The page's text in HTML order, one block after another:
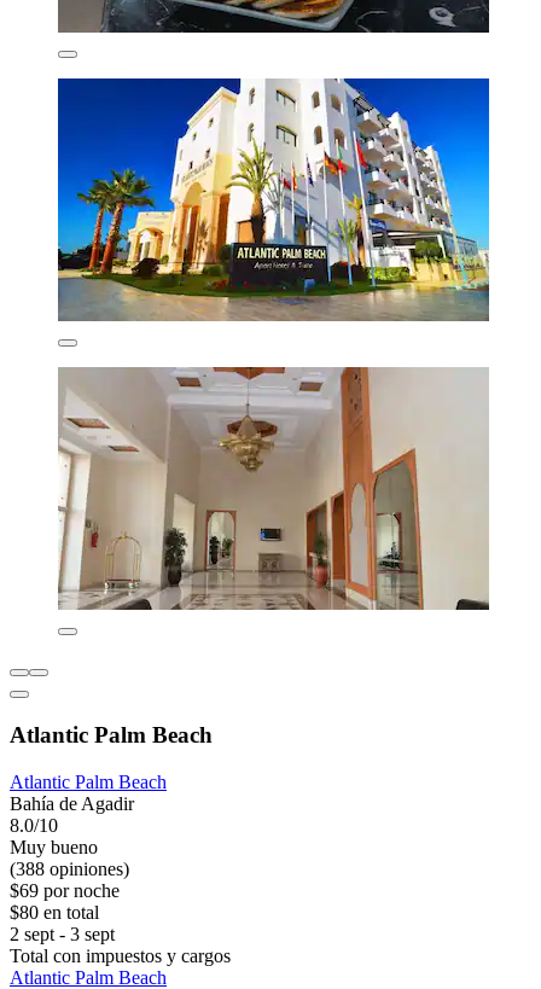
Atlantic Palm Beach
Atlantic Palm Beach
Bahía de Agadir
8.0/10
Muy bueno
(388 opiniones)
$69 por noche
$80 en total
2 sept - 3 sept
Total con impuestos y cargos
Atlantic Palm Beach